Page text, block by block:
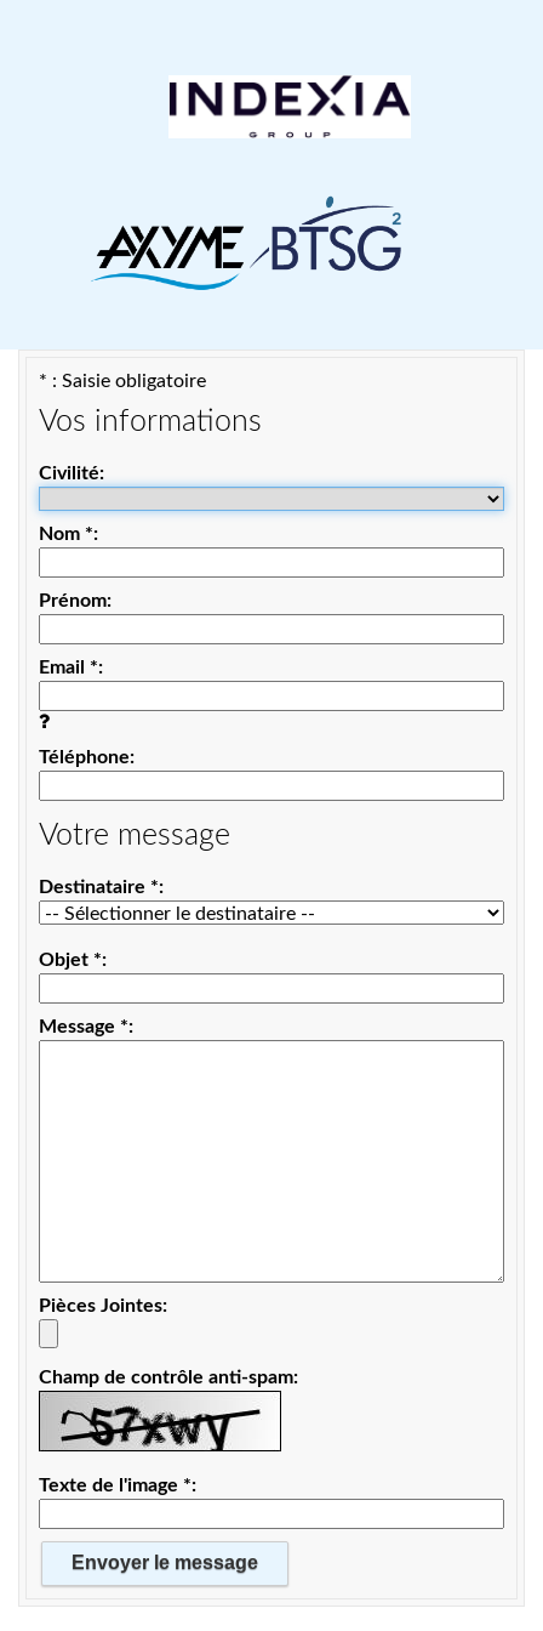
* : Saisie obligatoire
Vos informations
Civilité
Nom *
Prénom
Email *
Téléphone
Votre message
Destinataire *
Objet *
Message *
Pièces Jointes
Champ de contrôle anti-spam
Texte de l'image *